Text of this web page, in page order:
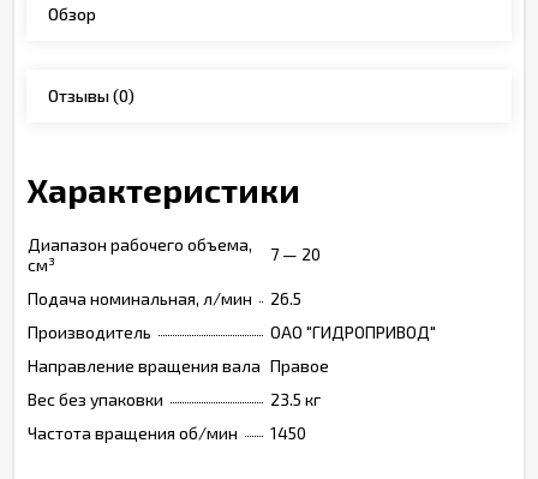
Обзор
Отзывы(0)
Характеристики
Диапазон рабочего объема,
см³
7 — 20
Подача номинальная, л/мин
26.5
Производитель
ОАО "ГИДРОПРИВОД"
Направление вращения вала Правое
Вес без упаковки
23.5 кг
Частота вращения об/мин
1450